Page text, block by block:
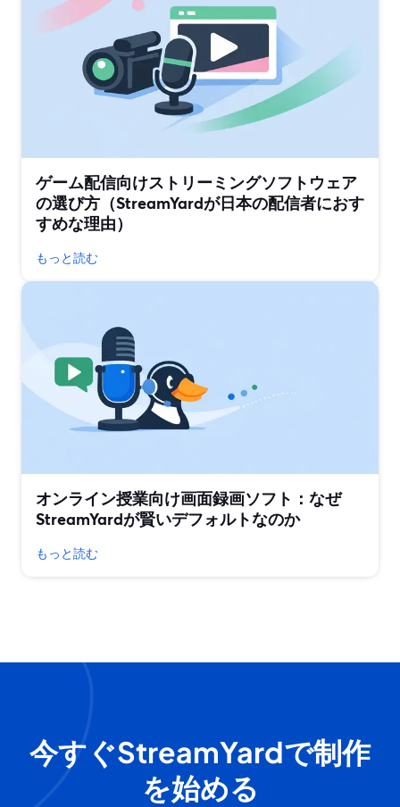
ゲーム配信向けストリーミングソフトウェア
の選び方（StreamYardが日本の配信者におす
すめな理由）
もっと読む
オンライン授業向け画面録画ソフト：なぜ
StreamYardが賢いデフォルトなのか
もっと読む
今すぐStreamYardで制作
を始める